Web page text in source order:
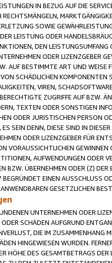
IN BEZUG AUF DIE
SOWIE
LEISTUNG ODER
DEN
ODER LIZENZGEBER
AUF BESTIMMTE ART UND
VON SCHÄDLICHEN
VIREN,
ZUGRIFFE AUF BZW.
TEXTEN ODER SONSTIGEN
ODER JURISTISCHEN PERSON
SEIN DENN, DIESE SIND IN
ODER LIZENZGEBER FÜR
VORAUSSICHTLICHEN
AUFWENDUNGEN ODER
BZW. ÜBERNEHMEN ODER (Z)
EINEN AUSSCHLUSS
GESETZLICHEN
UNTERNEHMEN ODER
SCHÄDEN AUFGRUND
DIE IM ZUSAMMENHANG
HINGEWIESEN WURDEN.
HÖHE DES GESAMTBETRAGS